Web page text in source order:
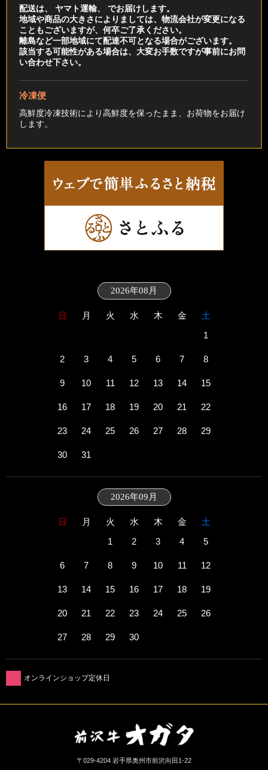
配送は、 ヤマト運輸、 でお届けします。
地域や商品の大きさによりましては、物流会社が変更になる
こともございますが、何卒ご了承ください。
離島など一部地域にて配達不可となる場合がございます。
該当する可能性がある場合は、大変お手数ですが事前にお問
い合わせ下さい。
冷凍便
高鮮度冷凍技術により高鮮度を保ったまま、お荷物をお届け
します。
2026年08月
日 月 火 水 木 金
土
1
2 3 4 5 6 7 8
9 10 11 12 13 14 15
16 17 18 19 20 21 22
23 24 25 26 27 28 29
30 31
2026年09月
日 月 火 水 木 金
土
1
2 3 4 5
6 7 8 9 10 11 12
13 14 15 16 17 18 19
20 21 22 23 24 25 26
27 28 29 30
オンラインショップ定休日
〒029-4204 岩手県奥州市前沢向田1-22